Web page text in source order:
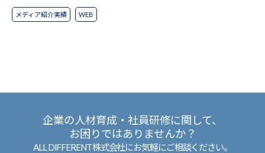
メディア紹介実績 WEB
企業の人材育成・社員研修に関して、
お困りではありませんか？
ALL DIFFERENT株式会社にお気軽にご相談ください。